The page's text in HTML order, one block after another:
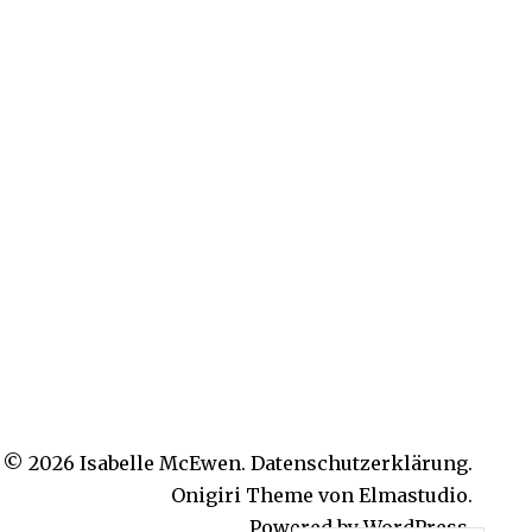
© 2026 Isabelle McEwen. Datenschutzerklärung
Onigiri Theme von Elmastudio.
Powered byWordPress.